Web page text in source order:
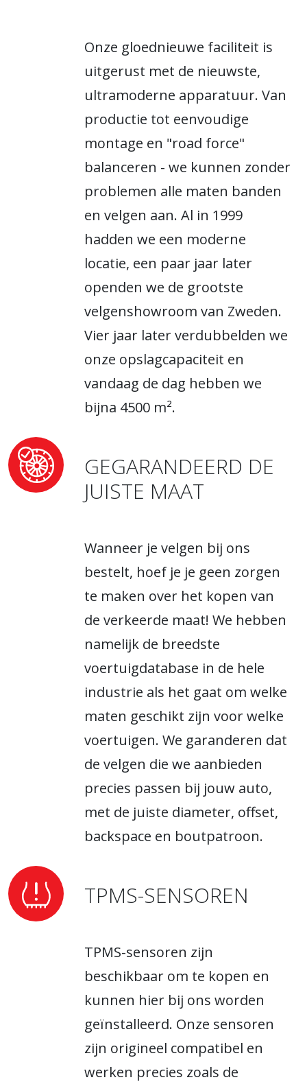
Onze gloednieuwe faciliteit is
uitgerust met de nieuwste,
ultramoderne apparatuur. Van
productie tot eenvoudige
montage en "road force"
balanceren - we kunnen zonder
problemen alle maten banden
en velgen aan. Al in 1999
hadden we een moderne
locatie, een paar jaar later
openden we de grootste
velgenshowroom van Zweden.
Vier jaar later verdubbelden we
onze opslagcapaciteit en
vandaag de dag hebben we
bijna 4500 m².
GEGARANDEERD DE
JUISTE MAAT
Wanneer je velgen bij ons
bestelt, hoef je je geen zorgen
te maken over het kopen van
de verkeerde maat! We hebben
namelijk de breedste
voertuigdatabase in de hele
industrie als het gaat om welke
maten geschikt zijn voor welke
voertuigen. We garanderen dat
de velgen die we aanbieden
precies passen bij jouw auto,
met de juiste diameter, offset,
backspace en boutpatroon.
TPMS-SENSOREN
TPMS-sensoren zijn
beschikbaar om te kopen en
kunnen hier bij ons worden
geïnstalleerd. Onze sensoren
zijn origineel compatibel en
werken precies zoals de